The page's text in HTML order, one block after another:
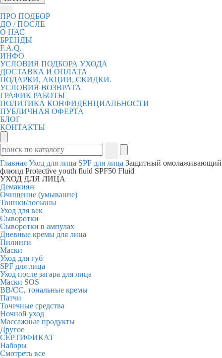
ПРО ПОДБОР
ДО / ПОСЛЕ
О НАС
БРЕНДЫ
F.A.Q.
ИНФО
УСЛОВИЯ ПОДБОРА УХОДА
ДОСТАВКА И ОПЛАТА
ПОДАРКИ, АКЦИИ, СКИДКИ.
УСЛОВИЯ ВОЗВРАТА
ГРАФИК РАБОТЫ
ПОЛИТИКА КОНФИДЕНЦИАЛЬНОСТИ
ПУБЛИЧНАЯ ОФЕРТА
БЛОГ
КОНТАКТЫ
Главная Уход для лица SPF для лица Защитный омолаживающий
флюид Protective youth fluid SPF50 Fluid
УХОД ДЛЯ ЛИЦА
Демакияж
Очищение (умывание)
Тоники/лосьоны
Уход для век
Сыворотки
Сыворотки в ампулах
Дневные кремы для лица
Пилинги
Маски
Уход для губ
SPF для лица
Уход после загара для лица
Маски SOS
BB/CC, тональные кремы
Патчи
Точечные средства
Ночной уход
Массажные продукты
Другое
СЕРТИФИКАТ
Наборы
Смотреть все